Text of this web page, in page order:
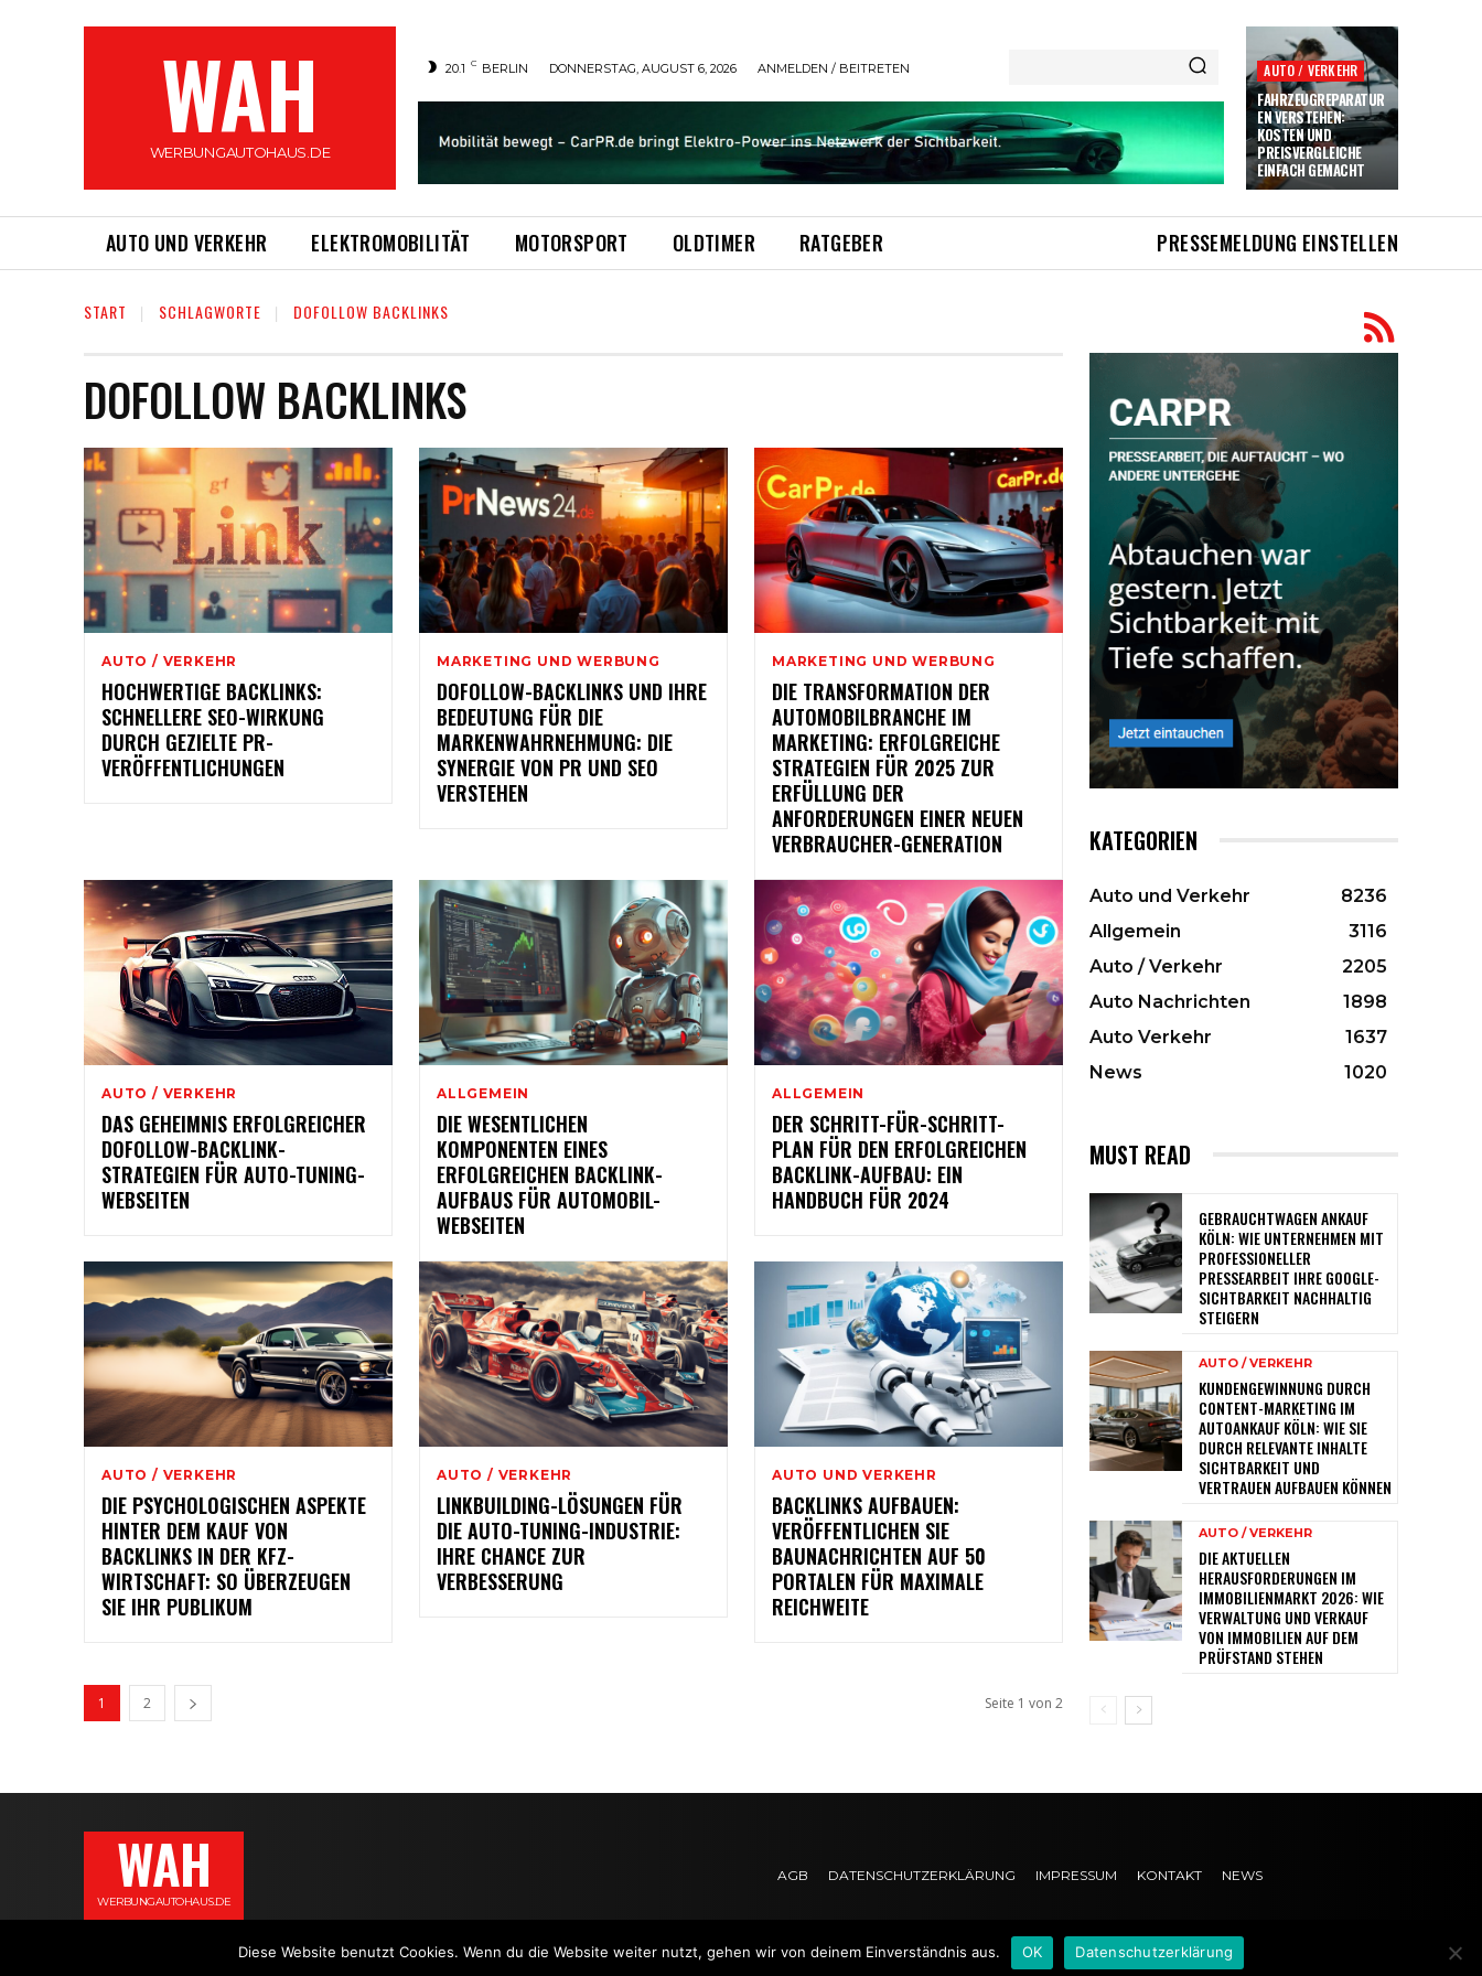
WAH
WERBUNGAUTOHAUS.DE
20.1 C BERLIN DONNERSTAG, AUGUST 6, 2026 ANMELDEN / BEITRETEN AUTO / VERKEHR
FAHRZEUGREPARATUR
EN VERSTEHEN:
KOSTEN UND
PREISVERGLEICHE
EINFACH GEMACHT
AUTO UND VERKEHR ELEKTROMOBILITÄT MOTORSPORT OLDTIMER RATGEBER PRESSEMELDUNG EINSTELLEN
START SCHLAGWORTE DOFOLLOW BACKLINKS
DOFOLLOW BACKLINKS
AUTO / VERKEHR
HOCHWERTIGE BACKLINKS:
SCHNELLERE SEO-WIRKUNG
DURCH GEZIELTE PR-
VERÖFFENTLICHUNGEN
MARKETING UND WERBUNG
DOFOLLOW-BACKLINKS UND IHRE
BEDEUTUNG FÜR DIE
MARKENWAHRNEHMUNG: DIE
SYNERGIE VON PR UND SEO
VERSTEHEN
MARKETING UND WERBUNG
DIE TRANSFORMATION DER
AUTOMOBILBRANCHE IM
MARKETING: ERFOLGREICHE
STRATEGIEN FÜR 2025 ZUR
ERFÜLLUNG DER
ANFORDERUNGEN EINER NEUEN
VERBRAUCHER-GENERATION
AUTO / VERKEHR
DAS GEHEIMNIS ERFOLGREICHER
DOFOLLOW-BACKLINK-
STRATEGIEN FÜR AUTO-TUNING-
WEBSEITEN
ALLGEMEIN
DIE WESENTLICHEN
KOMPONENTEN EINES
ERFOLGREICHEN BACKLINK-
AUFBAUS FÜR AUTOMOBIL-
WEBSEITEN
ALLGEMEIN
DER SCHRITT-FÜR-SCHRITT-
PLAN FÜR DEN ERFOLGREICHEN
BACKLINK-AUFBAU: EIN
HANDBUCH FÜR 2024
AUTO / VERKEHR
DIE PSYCHOLOGISCHEN ASPEKTE
HINTER DEM KAUF VON
BACKLINKS IN DER KFZ-
WIRTSCHAFT: SO ÜBERZEUGEN
SIE IHR PUBLIKUM
AUTO / VERKEHR
LINKBUILDING-LÖSUNGEN FÜR
DIE AUTO-TUNING-INDUSTRIE:
IHRE CHANCE ZUR
VERBESSERUNG
AUTO UND VERKEHR
BACKLINKS AUFBAUEN:
VERÖFFENTLICHEN SIE
BAUNACHRICHTEN AUF 50
PORTALEN FÜR MAXIMALE
REICHWEITE
1 2 Seite 1 von 2
KATEGORIEN
Auto und Verkehr
8236
Allgemein
3116
Auto / Verkehr
2205
Auto Nachrichten
1898
Auto Verkehr
1637
News
1020
MUST READ
GEBRAUCHTWAGEN ANKAUF
KÖLN: WIE UNTERNEHMEN MIT
PROFESSIONELLER
PRESSEARBEIT IHRE GOOGLE-
SICHTBARKEIT NACHHALTIG
STEIGERN
AUTO / VERKEHR
KUNDENGEWINNUNG DURCH
CONTENT-MARKETING IM
AUTOANKAUF KÖLN: WIE SIE
DURCH RELEVANTE INHALTE
SICHTBARKEIT UND
VERTRAUEN AUFBAUEN KÖNNEN
AUTO / VERKEHR
DIE AKTUELLEN
HERAUSFORDERUNGEN IM
IMMOBILIENMARKT 2026: WIE
VERWALTUNG UND VERKAUF
VON IMMOBILIEN AUF DEM
PRÜFSTAND STEHEN
WAH
WERBUNGAUTOHAUS.DE
AGB DATENSCHUTZERKLÄRUNG IMPRESSUM KONTAKT NEWS
Diese Website benutzt Cookies. Wenn du die Website weiter nutzt, gehen wir von deinem Einverständnis aus. OK Datenschutzerklärung